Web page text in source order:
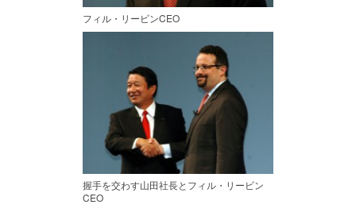
フィル・リービンCEO
握手を交わす山田社長とフィル・リービン
CEO